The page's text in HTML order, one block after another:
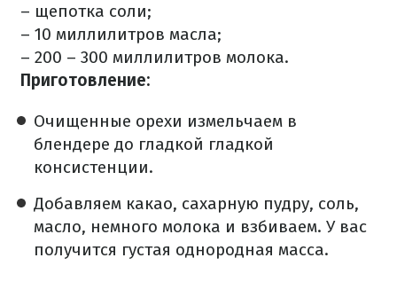
– щепотка соли; ⠀
– 10 миллилитров масла; ⠀
– 200 – 300 миллилитров молока.
Приготовление:
Очищенные орехи измельчаем в
блендере до гладкой гладкой
консистенции.
Добавляем какао, сахарную пудру, соль,
масло, немного молока и взбиваем. У вас
получится густая однородная масса.